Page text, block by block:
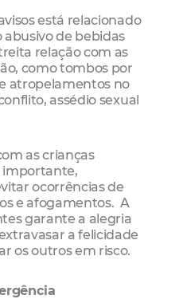
está relacionado
abusivo de bebidas
relação com as
como tombos por
atropelamentos no
assédio sexual
as crianças
ocorrências de
e afogamentos. A
garante a alegria
a felicidade
os outros em risco.